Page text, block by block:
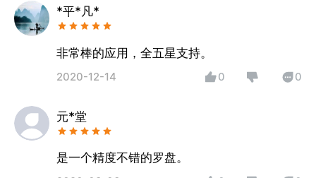
*平*凡*
非常棒的应用，全五星支持。
2020-12-14 0 0
元*堂
是一个精度不错的罗盘。